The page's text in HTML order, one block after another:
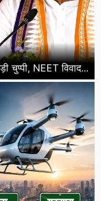
चुप्पी, NEET विवाद...